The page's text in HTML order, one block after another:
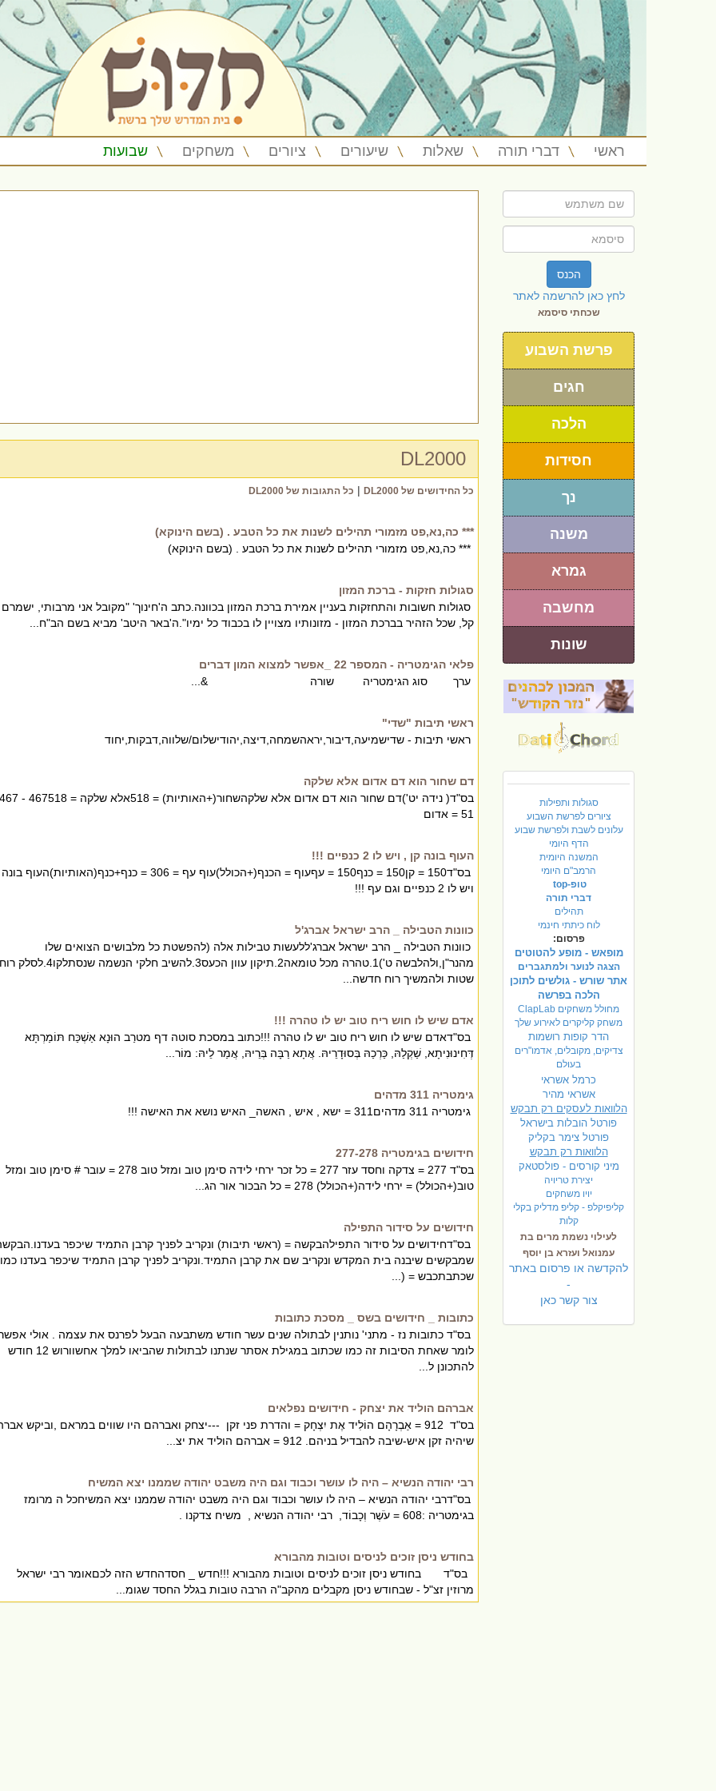
ראשי דברי תורה שאלות שיעורים ציורים משחקים שבועות
הכנס
לחץ כאן להרשמה לאתר
שכחתי סיסמא
פרשת השבוע
חגים
הלכה
חסידות
נך
משנה
גמרא
מחשבה
שונות
סגולות ותפילות
ציורים לפרשת השבוע
עלונים לשבת ולפרשת שבוע
הדף היומי
המשנה היומית
הרמב"ם היומי
טופ-top
דברי תורה
תהילים
לוח כיתתי חינמי
פרסום:
מופאש - מופע להטוטים
הצגה לנוער ולמתגברים
אתר שורש - גולשים לתוכן
הלכה בפרשה
מחולל משחקים ClapLab
משחק קליקרים לאירוע שלך
הדר קופות רושמות
צדיקים, מקובלים, אדמו"רים
בעולם
כרמל אשראי
אשראי מהיר
הלוואות לעסקים רק תבקש
פורטל הובלות בישראל
פורטל צימר בקליק
הלוואות רק תבקש
מיני קורסים - פולסטאק
יצירת טריויה
יויו משחקים
קליפיקלפ - קליפ מדליק בקלי
קלות
לעילוי נשמת מרים בת
עמנואל ועזרא בן יוסף
להקדשה או פרסום באתר
-
צור קשר כאן
DL2000
כל החידושים של DL2000 | כל התגובות של DL2000
*** כה,נא,פט מזמורי תהילים לשנות את כל הטבע . (בשם הינוקא)
*** כה,נא,פט מזמורי תהילים לשנות את כל הטבע . (בשם הינוקא)
סגולות חזקות - ברכת המזון
סגולות חשובות והתחזקות בעניין אמירת ברכת המזון בכוונה.כתב ה'חינוך' "מקובל אני מרבותי, ישמרם
קל, שכל הזהיר בברכת המזון - מזונותיו מצויין לו בכבוד כל ימיו".ה'באר היטב' מביא בשם הב"ח...
פלאי הגימטריה - המספר 22 _אפשר למצוא המון דברים
ערך סוג הגימטריה שורה &...
ראשי תיבות "שדי"
ראשי תיבות - שדישמיעה,דיבור,יראהשמחה,דיצה,יהודישלום/שלווה,דבקות,יחוד
דם שחור הוא דם אדום אלא שלקה
51 = אדום
העוף בונה קן , ויש לו 2 כנפיים !!!
בס"ד150 = קן150 = כנף150 = עףעוף = הכנף(+הכולל)עוף עף = 306 = כנף+כנף(האותיות)העוף
ויש לו 2 כנפיים וגם עף !!!
כוונות הטבילה _ הרב ישראל אברג'ל
כוונות הטבילה _ הרב ישראל אברג'ללעשות טבילות אלה (להפשטת כל מלבושים הצואים שלו
מהנר"ן,ולהלבשה ט')1.טהרה מכל טומאה2.תיקון עוון הכעס3.להשיב חלקי הנשמה שנסתלקו4.לסלק רוח
שטות ולהמשיך רוח חדשה...
אדם שיש לו חוש ריח טוב יש לו טהרה !!!
בס"דאדם שיש לו חוש ריח טוב יש לו טהרה !!!כתוב במסכת סוטה דף מטרַב הוּנָא אַשְׁכַּח תּוֹמַרְתָּא
דְּחִינוּנִיתָא, שַׁקְלַהּ, כַּרְכַהּ בְּסוּדָרֵיהּ. אֲתָא רַבָּה בְּרֵיהּ, אֲמַר לֵיהּ: מוֹר...
גימטריה 311 מדהים
גימטריה 311 מדהים311 = ישא , איש , האשה_ האיש נושא את האישה !!!
חידושים בגימטריה 277-278
בס"ד 277 = צדקה וחסד עזר 277 = כל זכר ירחי לידה סימן טוב ומזל טוב 278 = עובר # סימן טוב ומזל
טוב(+הכולל) = ירחי לידה(+הכולל) 278 = כל הבכור אור הג...
חידושים על סידור התפילה
בס"דחידושים על סידור התפילהבקשה = (ראשי תיבות) ונקריב לפניך קרבן התמיד שיכפר
שמבקשים שיבנה בית המקדש ונקריב שם את קרבן התמיד.ונקריב לפניך קרבן התמיד שיכפר בעדנו כמו
שכתבתכבש = (...
כתובות _ חידושים בשס _ מסכת כתובות
בס"ד כתובות נז - מתני' נותנין לבתולה שנים עשר חודש משתבעה הבעל לפרנס את עצמה . אולי
לומר שאחת הסיבות זה כמו שכתוב במגילת אסתר שנתנו לבתולות שהביאו למלך אחשוורוש 12 חודש
להתכונן ל...
אברהם הוליד את יצחק - חידושים נפלאים
בס"ד 912 = אַבְרָהָם הוֹלִיד אֶת יִצְחָק = והדרת פני זקן ---יצחק ואברהם היו שווים במראם ,וביקש
שיהיה זקן איש-שיבה להבדיל בניהם. 912 = אברהם הוליד את יצ...
רבי יהודה הנשיא – היה לו עושר וכבוד וגם היה משבט יהודה שממנו יצא המשיח
בס"דרבי יהודה הנשיא – היה לו עושר וכבוד וגם היה משבט יהודה שממנו יצא המשיחכל ה מרומז
בגימטריה :608 = עֹשֶׁר וְכָבוֹד, רבי יהודה הנשיא , משיח צדקנו .
בחודש ניסן זוכים לניסים וטובות מהבורא
בס"ד בחודש ניסן זוכים לניסים וטובות מהבורא !!!חדש _ חסדהחדש הזה לכםאומר רבי ישראל
מרוזין זצ"ל - שבחודש ניסן מקבלים מהקב"ה הרבה טובות בגלל החסד שגומ...